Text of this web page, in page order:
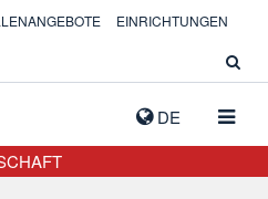
DE
EINRICHTUNGEN